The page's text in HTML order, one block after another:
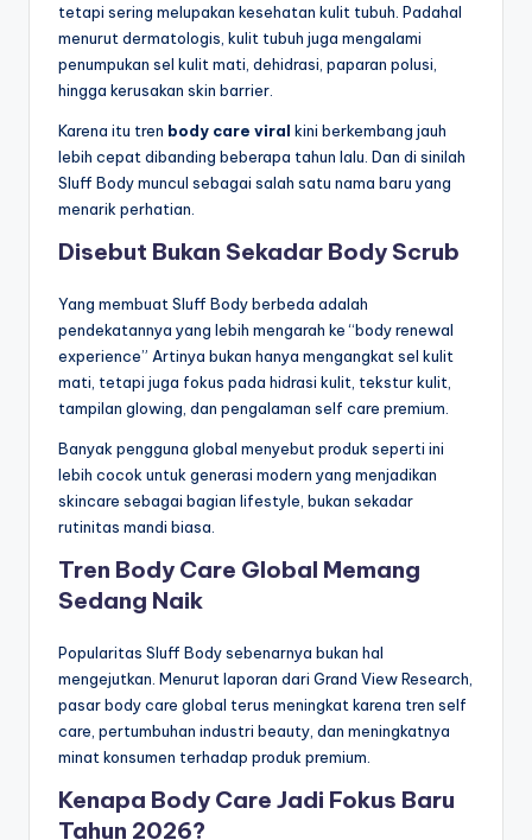
tetapi sering melupakan kesehatan kulit tubuh. Padahal
menurut dermatologis, kulit tubuh juga mengalami
penumpukan sel kulit mati, dehidrasi, paparan polusi,
hingga kerusakan skin barrier.
Karena itu tren body care viral kini berkembang jauh
lebih cepat dibanding beberapa tahun lalu. Dan di sinilah
Sluff Body muncul sebagai salah satu nama baru yang
menarik perhatian.
Disebut Bukan Sekadar Body Scrub
Yang membuat Sluff Body berbeda adalah
pendekatannya yang lebih mengarah ke “body renewal
experience” Artinya bukan hanya mengangkat sel kulit
mati, tetapi juga fokus pada hidrasi kulit, tekstur kulit,
tampilan glowing, dan pengalaman self care premium.
Banyak pengguna global menyebut produk seperti ini
lebih cocok untuk generasi modern yang menjadikan
skincare sebagai bagian lifestyle, bukan sekadar
rutinitas mandi biasa.
Tren Body Care Global Memang
Sedang Naik
Popularitas Sluff Body sebenarnya bukan hal
mengejutkan. Menurut laporan dari Grand View Research,
pasar body care global terus meningkat karena tren self
care, pertumbuhan industri beauty, dan meningkatnya
minat konsumen terhadap produk premium.
Kenapa Body Care Jadi Fokus Baru
Tahun 2026?